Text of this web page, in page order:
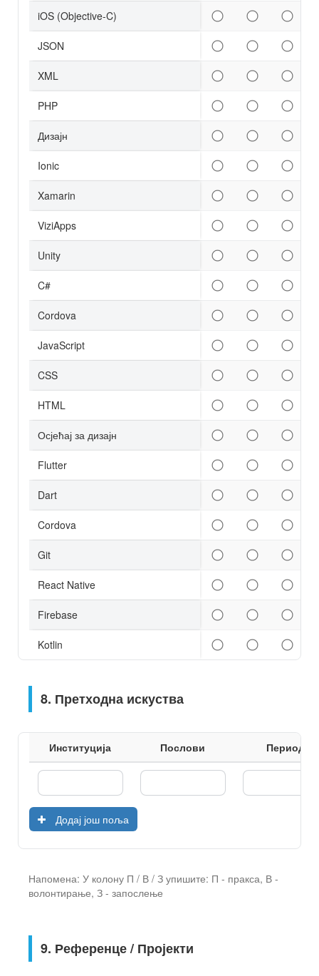
iOS (Objective-C)
JSON
XML
PHP
Дизајн
Ionic
Xamarin
ViziApps
Unity
C#
Cordova
JavaScript
CSS
HTML
Осјећај за дизајн
Flutter
Dart
Cordova
Git
React Native
Firebase
Kotlin
8. Претходна искуства
Институција Послови Период
Додај још поља
Напомена: У колону П / В / З упишите: П - пракса, В -
волонтирање, З - запослење
9. Референце / Пројекти